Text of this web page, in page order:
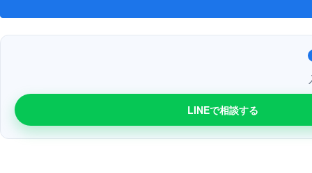
LINEで相談する